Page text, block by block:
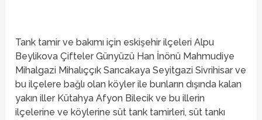
Tank tamir ve bakımı için eskişehir ilçeleri Alpu
Beylikova Çifteler Günyüzü Han İnönü Mahmudiye
Mihalgazi Mihalıççık Sarıcakaya Seyitgazi Sivrihisar ve
bu ilçelere bağlı olan köyler ile bunların dışında kalan
yakın iller Kütahya Afyon Bilecik ve bu illerin
ilçelerine ve köylerine süt tank tamirleri, süt tankı